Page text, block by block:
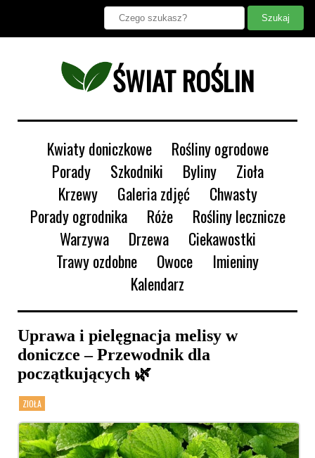
ŚWIAT ROŚLIN
Kwiaty doniczkowe
Rośliny ogrodowe
Porady
Szkodniki Byliny
Zioła
Krzewy
Galeria zdjęć
Chwasty
Porady ogrodnika
Róże
Rośliny lecznicze
Warzywa
Drzewa
Ciekawostki
Trawy ozdobne
Owoce
Imieniny
Kalendarz
Uprawa i pielęgnacja melisy w
doniczce – Przewodnik dla
początkujących 🌿
ZIOŁA